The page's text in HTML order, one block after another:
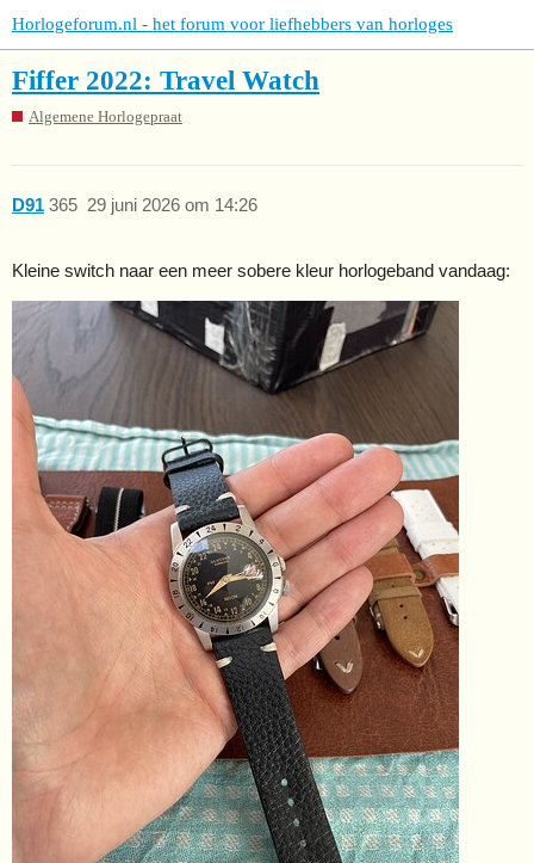
Horlogeforum.nl - het forum voor liefhebbers van horloges
Fiffer 2022: Travel Watch
Algemene Horlogepraat
D91 29 juni 2026 om 14:26
365
Kleine switch naar een meer sobere kleur horlogeband vandaag: